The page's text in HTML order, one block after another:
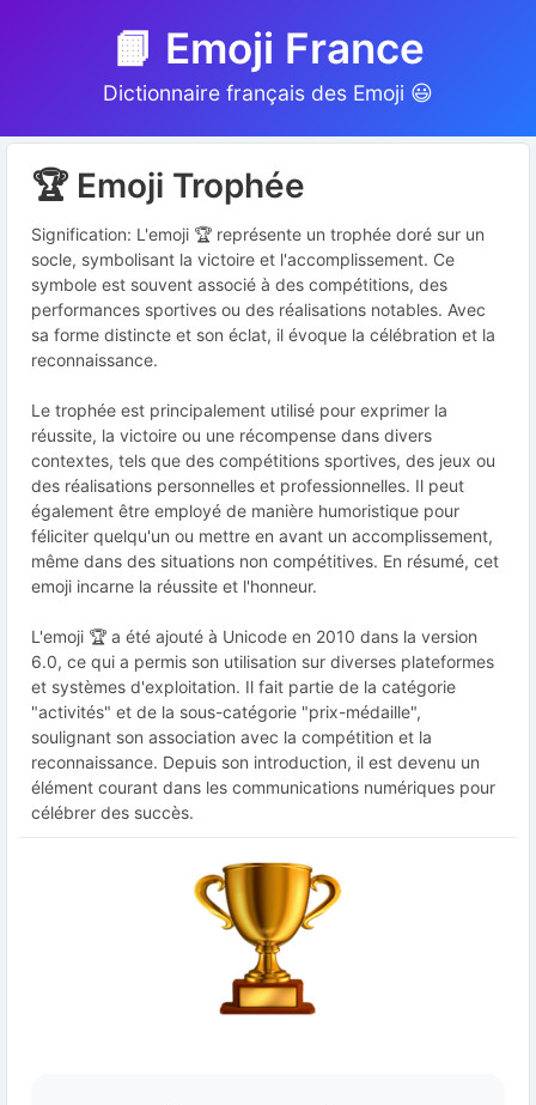
📙 Emoji France
Dictionnaire français des Emoji 😃
🏆 Emoji Trophée
Signification: L'emoji 🏆 représente un trophée doré sur un
socle, symbolisant la victoire et l'accomplissement. Ce
symbole est souvent associé à des compétitions, des
performances sportives ou des réalisations notables. Avec
sa forme distincte et son éclat, il évoque la célébration et la
reconnaissance.
Le trophée est principalement utilisé pour exprimer la
réussite, la victoire ou une récompense dans divers
contextes, tels que des compétitions sportives, des jeux ou
des réalisations personnelles et professionnelles. Il peut
également être employé de manière humoristique pour
féliciter quelqu'un ou mettre en avant un accomplissement,
même dans des situations non compétitives. En résumé, cet
emoji incarne la réussite et l'honneur.
L'emoji 🏆 a été ajouté à Unicode en 2010 dans la version
6.0, ce qui a permis son utilisation sur diverses plateformes
et systèmes d'exploitation. Il fait partie de la catégorie
"activités" et de la sous-catégorie "prix-médaille",
soulignant son association avec la compétition et la
reconnaissance. Depuis son introduction, il est devenu un
élément courant dans les communications numériques pour
célébrer des succès.